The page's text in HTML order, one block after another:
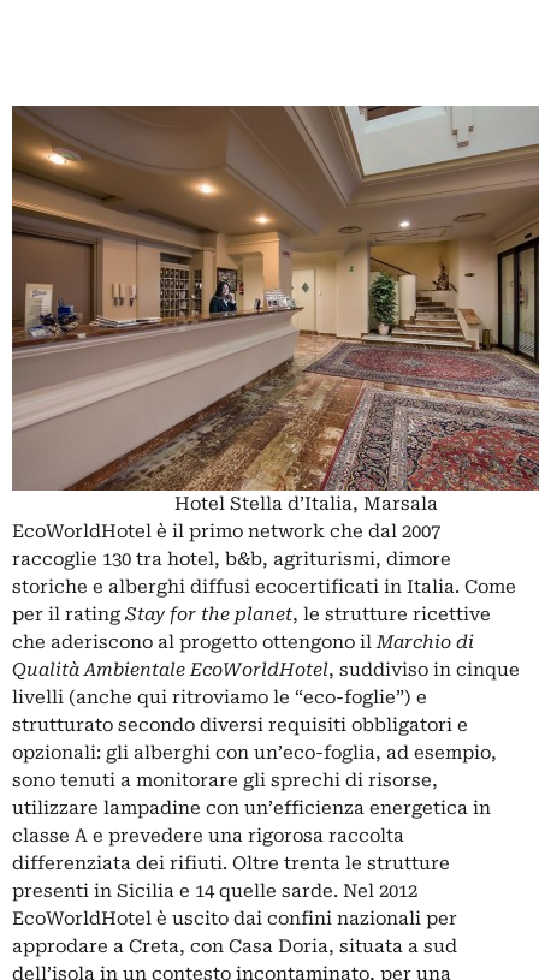
Hotel Stella d’Italia, Marsala
EcoWorldHotel è il primo network che dal 2007
raccoglie 130 tra hotel, b&b, agriturismi, dimore
storiche e alberghi diffusi ecocertificati in Italia. Come
per il ratingStay for the planet, le strutture ricettive
che aderiscono al progetto ottengono ilMarchio di
Qualità Ambientale EcoWorldHotel, suddiviso in cinque
livelli (anche qui ritroviamo le “eco-foglie”) e
strutturato secondo diversi requisiti obbligatori e
opzionali: gli alberghi con un’eco-foglia, ad esempio,
sono tenuti a monitorare gli sprechi di risorse,
utilizzare lampadine con un’efficienza energetica in
classe A e prevedere una rigorosa raccolta
differenziata dei rifiuti. Oltre trenta le strutture
presenti in Sicilia e 14 quelle sarde. Nel 2012
EcoWorldHotel è uscito dai confini nazionali per
approdare a Creta, con Casa Doria, situata a sud
dell’isola in un contesto incontaminato, per una